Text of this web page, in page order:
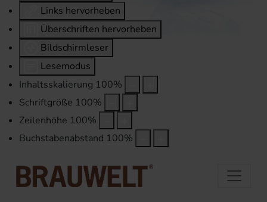
Links hervorheben
Überschriften hervorheben
Bildschirmleser
Lesemodus
Inhaltsskalierung 100%
Schriftgröße 100%
Zeilenhöhe 100%
Buchstabenabstand 100%